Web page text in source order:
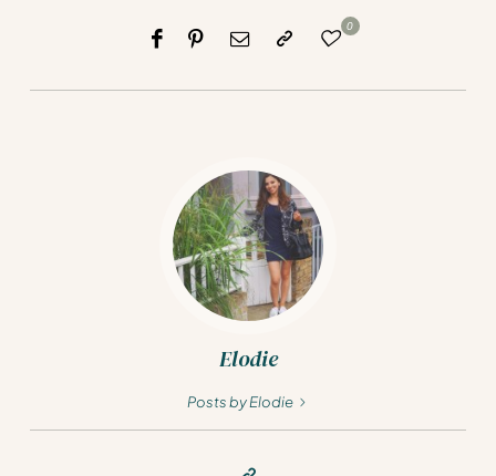
0
Elodie
Posts by Elodie